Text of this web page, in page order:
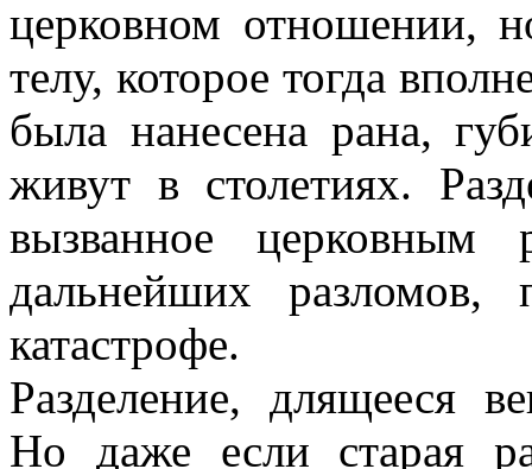
церковном отношении,
телу, которое тогда
была нанесена рана,
живут в столетиях.
вызванное церковным
дальнейших разломов,
катастрофе.
Разделение, длящееся
Но даже если старая